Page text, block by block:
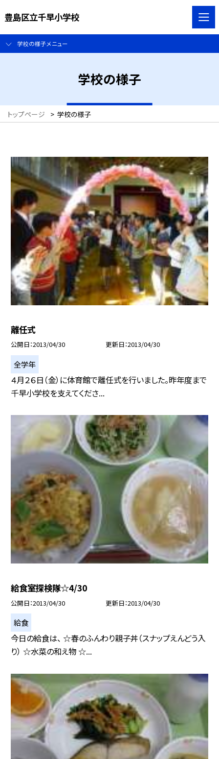
豊島区立千早小学校
学校の様子メニュー
学校の様子
トップページ > 学校の様子
離任式
公開日 2013/04/30 更新日 2013/04/30
全学年
４月２６日（金）に体育館で離任式を行いました。昨年度まで
千早小学校を支えてくださ...
給食室探検隊☆4/30
公開日 2013/04/30 更新日 2013/04/30
給食
今日の給食は、 ☆春のふんわり親子丼（スナップえんどう入
り） ☆水菜の和え物 ☆...